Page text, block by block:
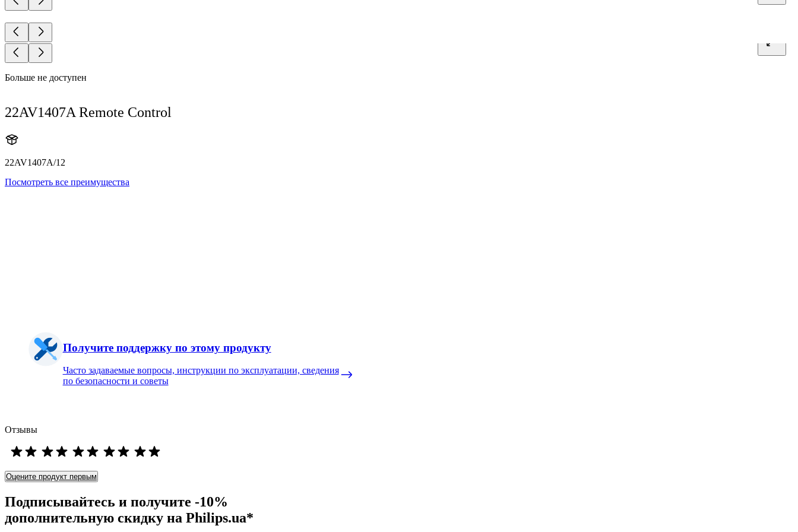
Больше не доступен
22AV1407A Remote Control
22AV1407A/12
Посмотреть все преимущества
Получите поддержку по этому продукту
Часто задаваемые вопросы, инструкции по эксплуатации, сведения
по безопасности и советы
Отзывы
Оцените продукт первым
Подписывайтесь и получите -10%
дополнительную скидку на Philips.ua*